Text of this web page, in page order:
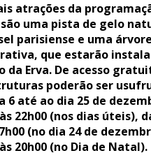
atrações da
uma pista de gelo
parisiense e uma
que estarão
da Erva. De acesso
poderão ser
6 até ao dia 25 de
22h00 (nos dias úteis),
(no dia 24 de
20h00 (no Dia de Natal).